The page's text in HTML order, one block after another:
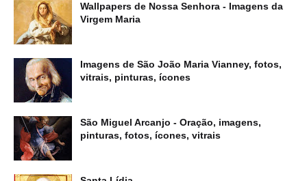
Wallpapers de Nossa Senhora - Imagens da
Virgem Maria
Imagens de São João Maria Vianney, fotos,
vitrais, pinturas, ícones
São Miguel Arcanjo - Oração, imagens,
pinturas, fotos, ícones, vitrais